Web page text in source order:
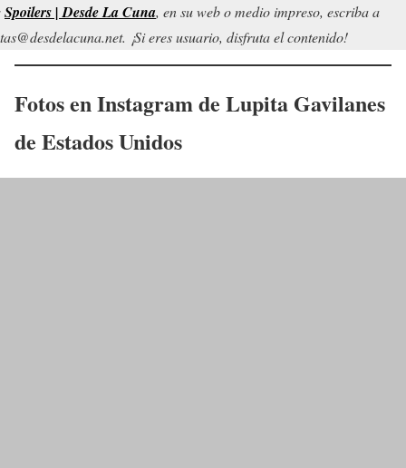
Spoilers | Desde La Cuna, en su web o medio impreso, escriba a
¡Si eres usuario, disfruta el contenido!
Fotos en Instagram de Lupita Gavilanes
de Estados Unidos